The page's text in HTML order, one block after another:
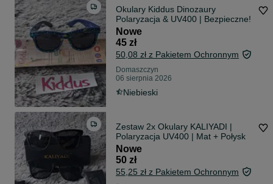
Okulary Kiddus Dinozaury
Polaryzacja & UV400 | Bezpieczne!
Nowe
45 zł
50,08 zł z Pakietem Ochronnym
Domaszczyn
06 sierpnia 2026
Niebieski
Zestaw 2x Okulary KALIYADI |
Polaryzacja UV400 | Mat + Połysk
Nowe
50 zł
55,25 zł z Pakietem Ochronnym